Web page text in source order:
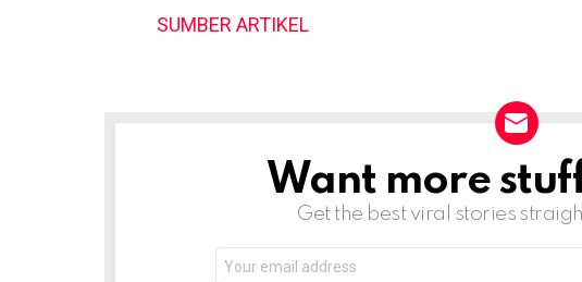
SUMBER ARTIKEL
NEWSLETTERWant more
Get the best viral stories
address: